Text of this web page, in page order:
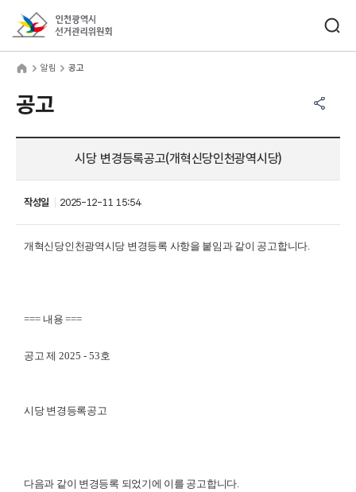
알림 공고
공고
시당 변경등록공고(개혁신당인천광역시당)
작성일 2025-12-11 15:54
개혁신당인천광역시당 변경등록 사항을 붙임과 같이 공고합니다.
=== 내용===
공고 제 2025 - 53호
시당 변경등록공고
다음과 같이 변경등록 되었기에 이를 공고합니다.